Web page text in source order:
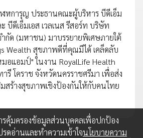
การุญ ประธานคณะผู้บริหาร บีดีเอ็ม
บีดีเอ็มเอส เวลเนส รีสอร์ท บริษัท
ำกัด (มหาชน) มาบรรยายพิเศษภายใต้
Wealth สุขภาพดีที่คุณมีได้ เคล็ดลับ
มอแอมป์" ในงาน RoyalLife Health
รี โคราช จังหวัดนครราชศรีมา เพื่อส่ง
สร้างสุขภาพเชิงป้องกันให้กับคนไทย
รคุ้มครองข้อมูลส่วนบุคคลเพื่อปกป้อง
อ่านและทำความเข้าใจนโยบายความ